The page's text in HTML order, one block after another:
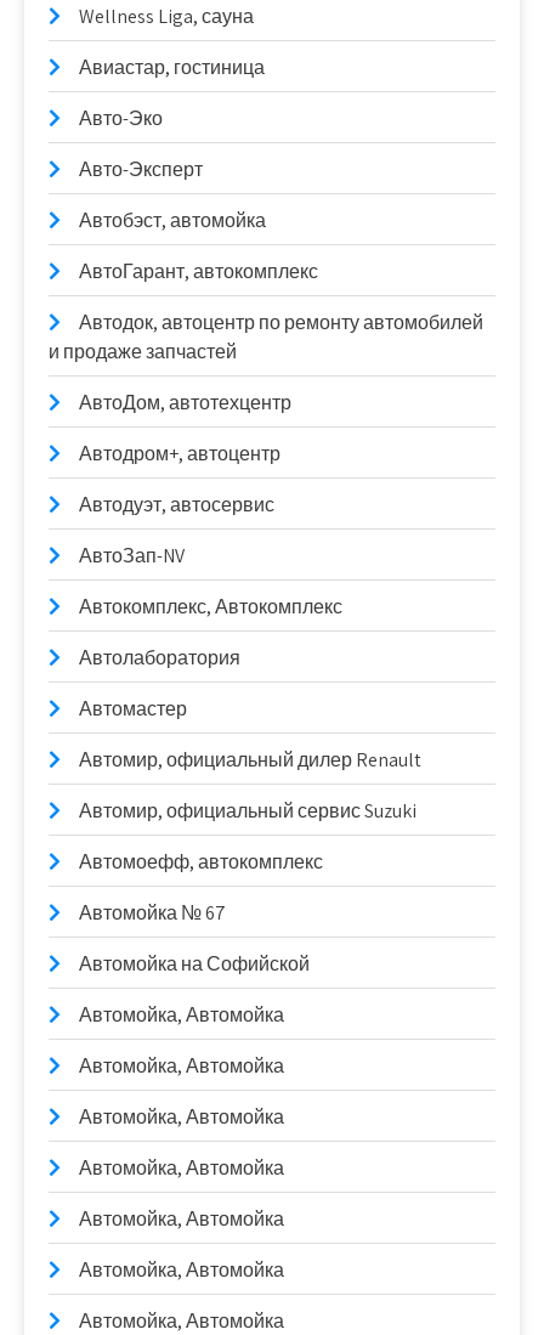
Wellness Liga, сауна
Авиастар, гостиница
Авто-Эко
Авто-Эксперт
Автобэст, автомойка
АвтоГарант, автокомплекс
Автодок, автоцентр по ремонту автомобилей
и продаже запчастей
АвтоДом, автотехцентр
Автодром+, автоцентр
Автодуэт, автосервис
АвтоЗап-NV
Автокомплекс, Автокомплекс
Автолаборатория
Автомастер
Автомир, официальный дилер Renault
Автомир, официальный сервис Suzuki
Автомоефф, автокомплекс
Автомойка № 67
Автомойка на Софийской
Автомойка, Автомойка
Автомойка, Автомойка
Автомойка, Автомойка
Автомойка, Автомойка
Автомойка, Автомойка
Автомойка, Автомойка
Автомойка, Автомойка